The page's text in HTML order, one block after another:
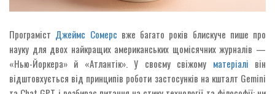
Програміст Джеймс Сомерс вже багато років блискуче пише про
науку для двох найкращих американських щомісячних журналів —
«Нью-Йоркера» й «Атлантік». У своєму свіжому матеріалі він
відштовхується від принципів роботи застосунків на кшталт Gemini